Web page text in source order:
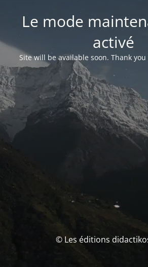
Le mode
activé
Site will be available soon. Thank
© Les éditions